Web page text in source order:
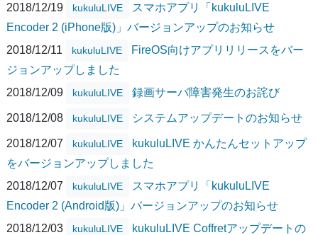
2018/12/19
kukuluLIVE
スマホアプリ「kukuluLIVE
Encoder 2 (iPhone版)」バージョンアップのお知らせ
2018/12/11
kukuluLIVE
FireOS向けアプリリリースをバー
ジョンアップしました
2018/12/09
kukuluLIVE 録画サーバ障害発生のお詫び
2018/12/08 kukuluLIVE システムアップデートのお知らせ
2018/12/07 kukuluLIVE
kukuluLIVE かんたんセットアップ
をバージョンアップしました
2018/12/07
kukuluLIVE
スマホアプリ「kukuluLIVE
Encoder 2 (Android版)」バージョンアップのお知らせ
2018/12/03
kukuluLIVE
kukuluLIVE Coffretアップデートの